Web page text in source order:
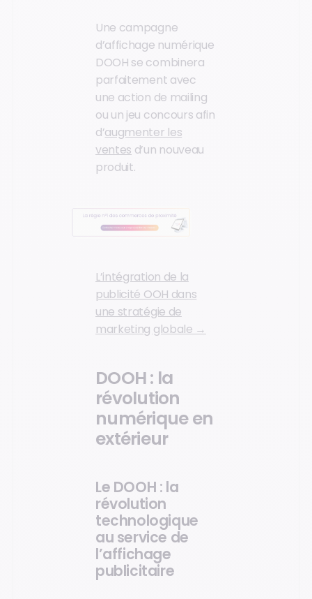
Une campagne
d’affichage numérique
DOOH se combinera
parfaitement avec
une action de mailing
ou un jeu concours afin
d’augmenter les
ventes d’un nouveau
produit.
L’intégration de la
publicité OOH dans
une stratégie de
marketing globale →
DOOH : la
révolution
numérique en
extérieur
Le DOOH : la
révolution
technologique
au service de
l’affichage
publicitaire